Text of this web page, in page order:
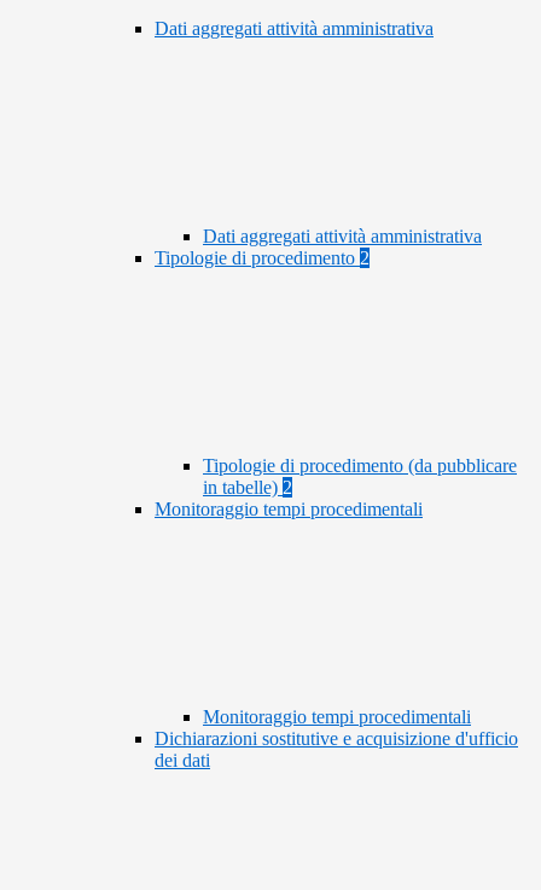
Dati aggregati attività amministrativa
Dati aggregati attività amministrativa
Tipologie di procedimento 2
Tipologie di procedimento (da pubblicare
in tabelle) 2
Monitoraggio tempi procedimentali
Monitoraggio tempi procedimentali
Dichiarazioni sostitutive e acquisizione d'ufficio
dei dati